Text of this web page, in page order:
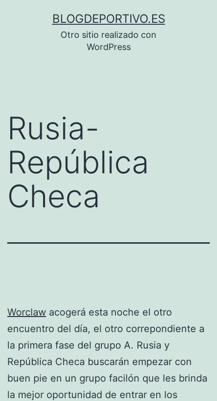
BLOGDEPORTIVO.ES
Otro sitio realizado con
WordPress
Rusia-
República
Checa
Worclaw acogerá esta noche el otro
encuentro del día, el otro correpondiente a
la primera fase del grupo A. Rusia y
República Checa buscarán empezar con
buen pie en un grupo facilón que les brinda
la mejor oportunidad de entrar en los